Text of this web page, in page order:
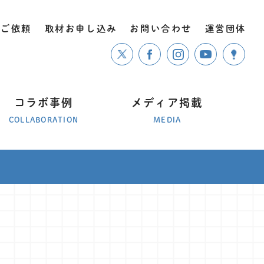
コラボ事例
COLLABORATION
メディア掲載
MEDIA
依頼 取材お申し込み お問い合わせ 運営団体